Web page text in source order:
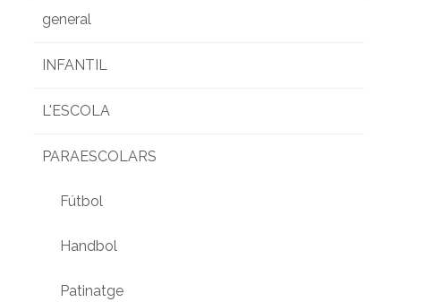
general
INFANTIL
L'ESCOLA
PARAESCOLARS
Fútbol
Handbol
Patinatge